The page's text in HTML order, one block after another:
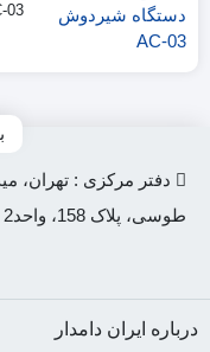
03
دفتر مرکزی : تهران،
طوسی، پلاک 158، واحد2
درباره ایران دامدار